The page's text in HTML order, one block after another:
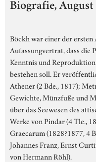
Biografie, August
Böckh war einer der
Aufassungvertrat, dass die
Kenntnis und
bestehen soll. Er
Athener (2 Bde., 1817);
Gewichte, Münzfuße und
über das Seewesen des
Werke von Pindar (4 Tle.,
Graecarum (1828?1877, 4
Johannes Franz, Ernst
von Hermann Röhl).